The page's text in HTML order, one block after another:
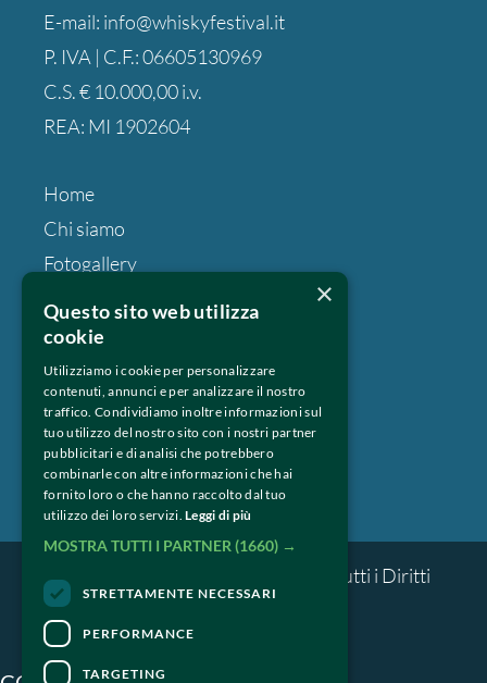
E-mail: info@whiskyfestival.it
P. IVA | C.F.: 06605130969
C.S. € 10.000,00 i.v.
REA: MI 1902604
Home
Chi siamo
Fotogallery
Press & Professional
Privacy
Seguici su:
© Milano Whisky Festival 2018 – Tutti i Diritti
riservati.
×
Questo sito web utilizza
cookie
Utilizziamo i cookie per personalizzare
contenuti, annunci e per analizzare il nostro
traffico. Condividiamo inoltre informazioni sul
tuo utilizzo del nostro sito con i nostri partner
pubblicitari e di analisi che potrebbero
combinarle con altre informazioni che hai
fornito loro o che hanno raccolto dal tuo
utilizzo dei loro servizi. Leggi di più
MOSTRA TUTTI I PARTNER (1660) →
STRETTAMENTE NECESSARI
PERFORMANCE
TARGETING